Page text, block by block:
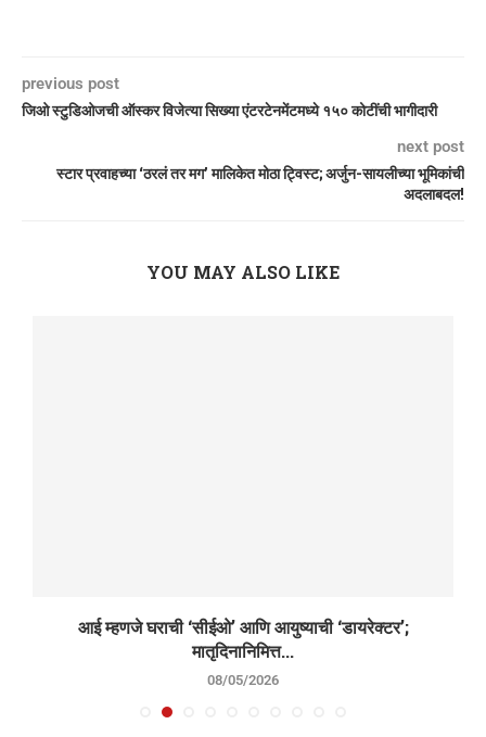
previous post
जिओ स्टुडिओजची ऑस्कर विजेत्या सिख्या एंटरटेनमेंटमध्ये १५० कोटींची भागीदारी
next post
स्टार प्रवाहच्या ‘ठरलं तर मग’ मालिकेत मोठा ट्विस्ट; अर्जुन-सायलीच्या भूमिकांची
अदलाबदल!
YOU MAY ALSO LIKE
आई म्हणजे घराची ‘सीईओ’ आणि आयुष्याची ‘डायरेक्टर’;
मातृदिनानिमित्त...
08/05/2026